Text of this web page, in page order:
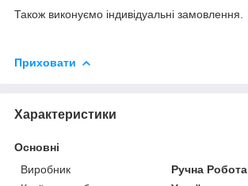
Також виконуємо індивідуальні замовлення.
Приховати
Характеристики
Основні
Виробник
Ручна Робота